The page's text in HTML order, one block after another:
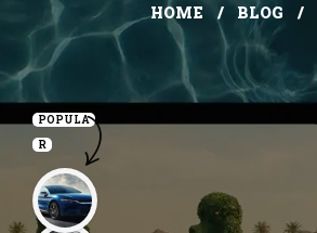
HOME BLOG
POPULA
R